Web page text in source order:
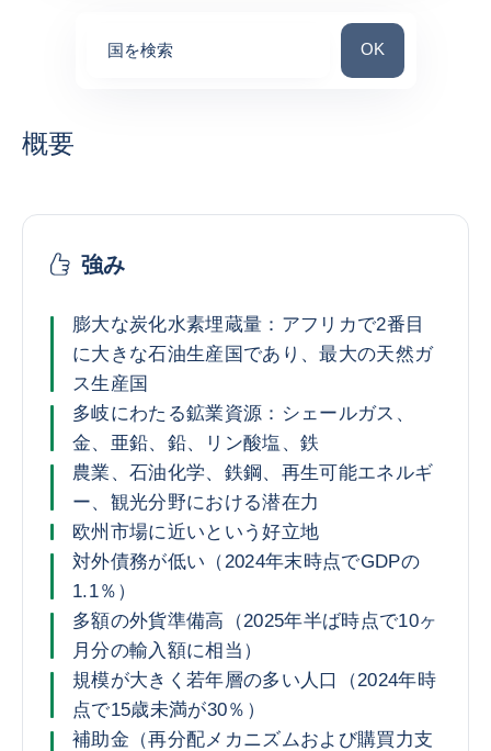
国を検索 国を検索
OK
概要
強み
膨大な炭化水素埋蔵量：アフリカで2番目
に大きな石油生産国であり、最大の天然ガ
ス生産国
多岐にわたる鉱業資源：シェールガス、
金、亜鉛、鉛、リン酸塩、鉄
農業、石油化学、鉄鋼、再生可能エネルギ
ー、観光分野における潜在力
欧州市場に近いという好立地
対外債務が低い（2024年末時点でGDPの
1.1％）
多額の外貨準備高（2025年半ば時点で10ヶ
月分の輸入額に相当）
規模が大きく若年層の多い人口（2024年時
点で15歳未満が30％）
補助金（再分配メカニズムおよび購買力支